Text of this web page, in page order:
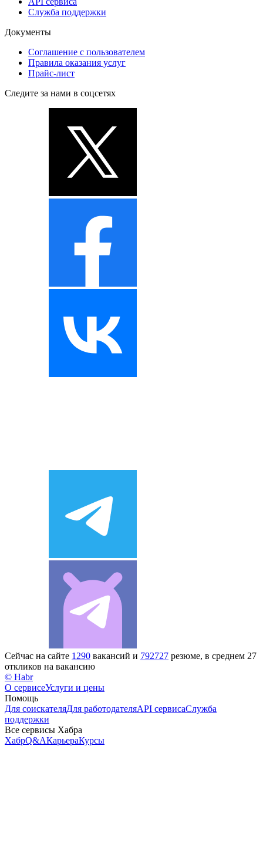
Служба поддержки
Документы
Соглашение с пользователем
Правила оказания услуг
Прайс-лист
Следите за нами в соцсетях
Сейчас на сайте 1290 вакансий и 792727 резюме, в среднем 27
откликов на вакансию
© Habr
О сервисеУслуги и цены
Помощь
Для соискателяДля работодателяAPI сервисаСлужба
поддержки
Все сервисы Хабра
ХабрQ&AКарьераКурсы